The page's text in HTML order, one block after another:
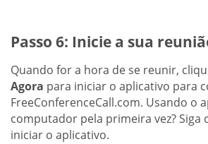
Passo 6: Inicie a sua
Quando for a hora de se reunir,
Agora para iniciar o aplicativo para
FreeConferenceCall.com. Usando o
computador pela primeira vez? Siga
iniciar o aplicativo.